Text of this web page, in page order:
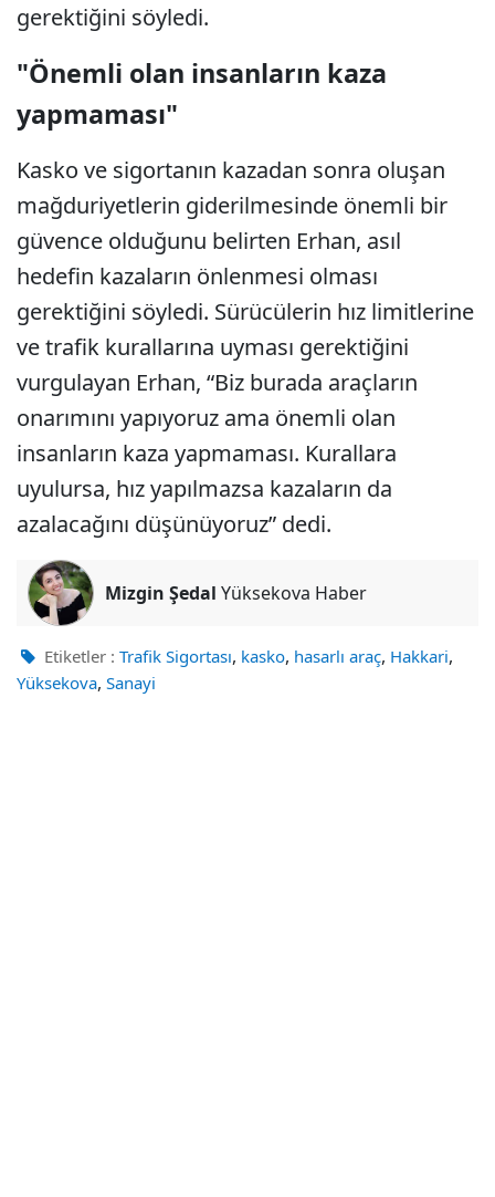
gerektiğini söyledi.
"Önemli olan insanların kaza
yapmaması"
Kasko ve sigortanın kazadan sonra oluşan
mağduriyetlerin giderilmesinde önemli bir
güvence olduğunu belirten Erhan, asıl
hedefin kazaların önlenmesi olması
gerektiğini söyledi. Sürücülerin hız limitlerine
ve trafik kurallarına uyması gerektiğini
vurgulayan Erhan, “Biz burada araçların
onarımını yapıyoruz ama önemli olan
insanların kaza yapmaması. Kurallara
uyulursa, hız yapılmazsa kazaların da
azalacağını düşünüyoruz” dedi.
Mizgin Şedal Yüksekova Haber
Etiketler : Trafik Sigortası, kasko, hasarlı araç, Hakkari,
Yüksekova, Sanayi